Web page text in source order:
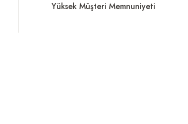
Yüksek Müşteri Memnuniyeti